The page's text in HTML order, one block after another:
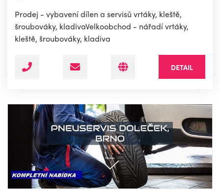
Prodej - vybavení dílen a servisů vrtáky, kleště,
šroubováky, kladivaVelkoobchod - nářadí vrtáky,
kleště, šroubováky, kladiva
DETAIL